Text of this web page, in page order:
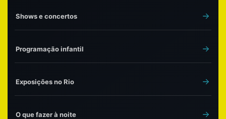
Shows e concertos
Programação infantil
Exposições no Rio
O que fazer à noite